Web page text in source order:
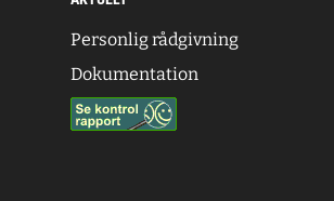
Personlig rådgivning
Dokumentation